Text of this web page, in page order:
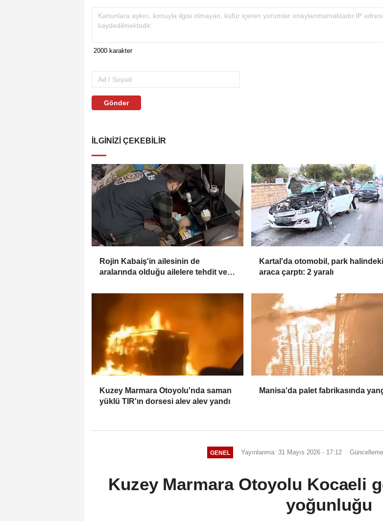
Gönder
İLGINIZI ÇEKEBILIR
Rojin Kabaiş'in ailesinin de
aralarında olduğu ailelere tehdit ve
Kartal'da otomobil, park
araca çarptı: 2 yaralı
Kuzey Marmara Otoyolu'nda saman
yüklü TIR'ın dorsesi alev alev yandı
Manisa'da palet fabrikasında
GENEL Yayınlanma: 31 Mayıs 2026 - 17:12
Kuzey Marmara Otoyolu Kocaeli
yoğunluğu